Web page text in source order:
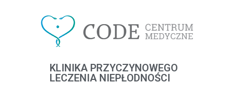
KLINIKA PRZYCZYNOWEGO
LECZENIA NIEPŁODNOŚCI